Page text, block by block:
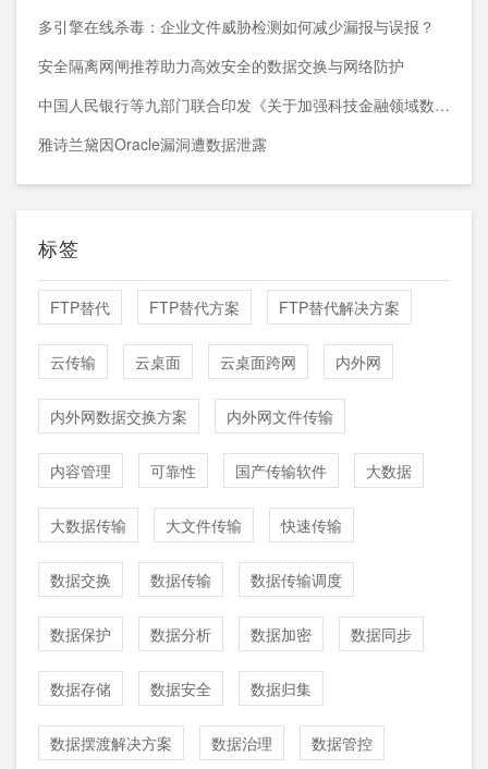
多引擎在线杀毒：企业文件威胁检测如何减少漏报与误报？
安全隔离网闸推荐助力高效安全的数据交换与网络防护
中国人民银行等九部门联合印发《关于加强科技金融领域数据开发利用的通知》
雅诗兰黛因Oracle漏洞遭数据泄露
标签
FTP替代 FTP替代方案 FTP替代解决方案
云传输 云桌面 云桌面跨网 内外网
内外网数据交换方案 内外网文件传输
内容管理 可靠性 国产传输软件 大数据
大数据传输 大文件传输 快速传输
数据交换 数据传输 数据传输调度
数据保护 数据分析 数据加密 数据同步
数据存储 数据安全 数据归集
数据摆渡解决方案 数据治理 数据管控